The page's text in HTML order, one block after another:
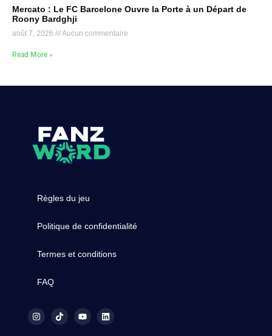
Mercato : Le FC Barcelone Ouvre la Porte à un Départ de
Roony Bardghji
août 7, 2026 Aucun commentaire
Read More »
Règles du jeu
Politique de confidentialité
Termes et conditions
FAQ